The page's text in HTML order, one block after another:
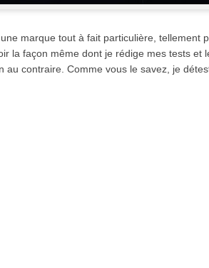
marque tout à fait particulière, tellement
la façon même dont je rédige mes tests et
au contraire. Comme vous le savez, je